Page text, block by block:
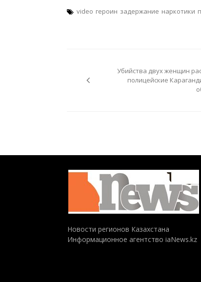
video героин задержание наркотики
записям
Убийства двух женщин
полицейские
Новости регионов Казахстана
Информационное агентство iaNews.kz